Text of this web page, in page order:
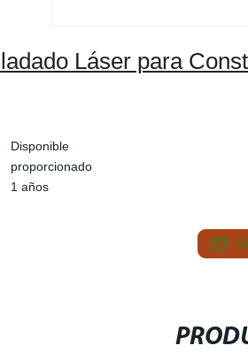
Láser para
Disponible
proporcionado
1 años